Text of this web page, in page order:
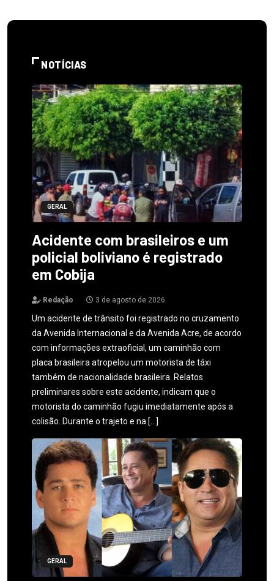
NOTÍCIAS
GERAL
Acidente com brasileiros e um
policial boliviano é registrado
em Cobija
Redação 3 de agosto de 2026
Um acidente de trânsito foi registrado no cruzamento
da Avenida Internacional e da Avenida Acre, de acordo
com informações extraoficial, um caminhão com
placa brasileira atropelou um motorista de táxi
também de nacionalidade brasileira. Relatos
preliminares sobre este acidente, indicam que o
motorista do caminhão fugiu imediatamente após a
colisão. Durante o trajeto e na […]
GERAL